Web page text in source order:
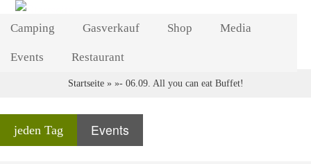
zum
Camping Gasverkauf Shop Media
Events Restaurant
Startseite - 06.09. All you can eat Buffet!
jeden Tag Events